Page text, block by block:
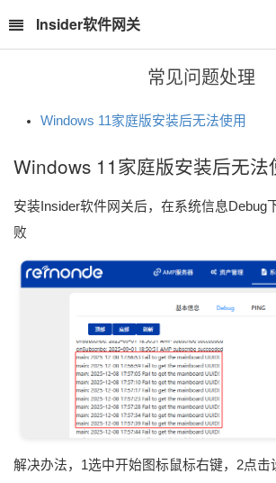
Insider软件网关
常见问题处理
Windows 11家庭版安装后无法使用
Windows 11家庭版安装后无法
安装Insider软件网关后，在系统信息Debug
败
解决办法，1选中开始图标鼠标右键，2点击